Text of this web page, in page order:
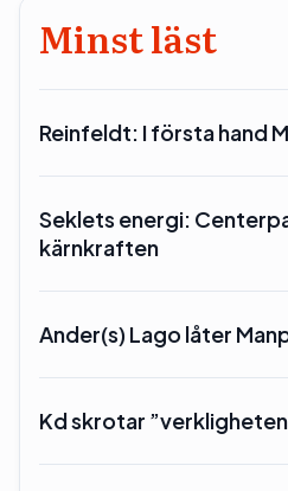
Minst läst
Reinfeldt: I första hand
Seklets energi:
kärnkraften
Ander(s) Lago låter
Kd skrotar